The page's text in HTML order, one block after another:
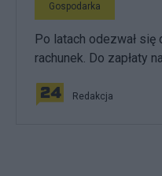
Gospodarka
Po latach odezwał się
rachunek. Do zapłaty
Redakcja